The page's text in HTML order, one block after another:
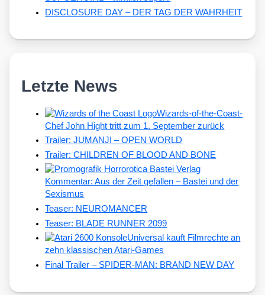
DISCLOSURE DAY – DER TAG DER WAHRHEIT
Letzte News
Wizards-of-the-Coast-
Chef John Hight tritt zum 1. September zurück
Trailer: JUMANJI – OPEN WORLD
Trailer: CHILDREN OF BLOOD AND BONE
Kommentar: Aus der Zeit gefallen – Bastei und der
Sexismus
Teaser: NEUROMANCER
Teaser: BLADE RUNNER 2099
Universal kauft Filmrechte an
zehn klassischen Atari-Games
Final Trailer – SPIDER-MAN: BRAND NEW DAY